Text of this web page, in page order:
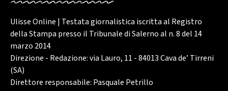
Ulisse Online | Testata giornalistica iscritta al Registro
della Stampa presso il Tribunale di Salerno al n. 8 del 14
marzo 2014
Direzione - Redazione: via Lauro, 11 - 84013 Cava de’ Tirreni
(SA)
Direttore responsabile: Pasquale Petrillo